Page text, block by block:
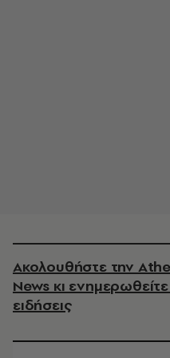
Ακολουθήστε την
News κι
ειδήσεις